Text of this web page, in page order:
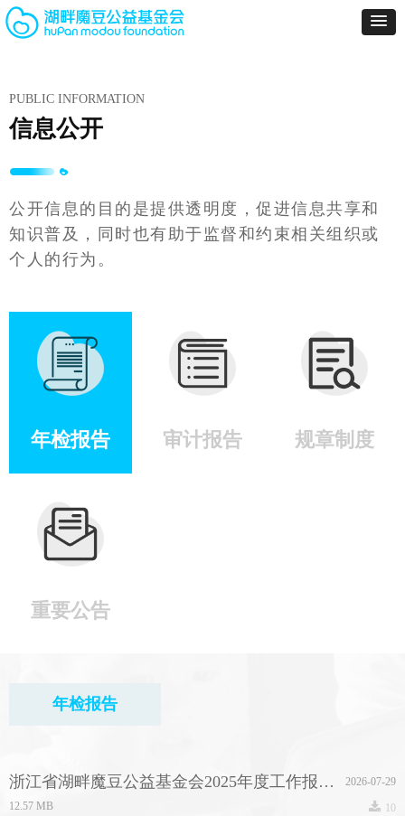
PUBLIC INFORMATION
信息公开
公开信息的目的是提供透明度，促进信息共享和
知识普及，同时也有助于监督和约束相关组织或
个人的行为。
年检报告 审计报告 规章制度
重要公告
年检报告
2026-07-29
浙江省湖畔魔豆公益基金会2025年度工作报告.pdf
끂 10
12.57 MB